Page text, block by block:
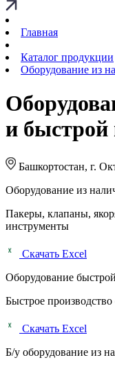
Главная
Каталог продукции
Оборудование из
и быстрой
Башкортостан, г.
Оборудование из
Пакеры, клапаны,
инструменты
Скачать Excel
Оборудование
Быстрое
Скачать Excel
Б/у оборудование из